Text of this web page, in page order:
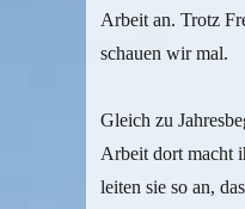
Arbeit an. Trotz
schauen wir mal.
Gleich zu
Arbeit dort macht
leiten sie so an,